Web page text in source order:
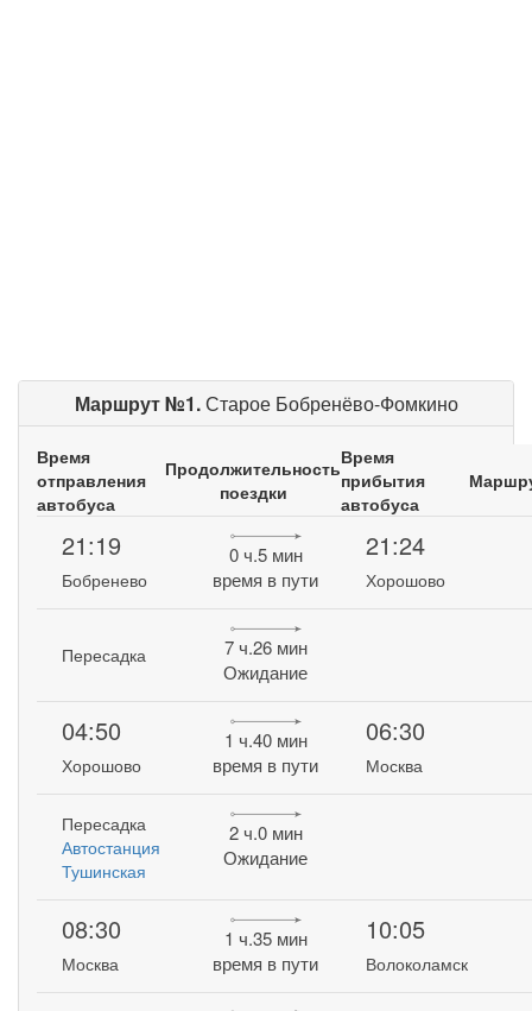
Маршрут №1.Старое Бобренёво-Фомкино
Время
отправления
автобуса
Продолжительность
поездки
Время
прибытия
автобуса
21:19
Бобренево
0 ч.5 мин
время в пути
21:24
Хорошово
Пересадка
7 ч.26 мин
Ожидание
04:50
Хорошово
1 ч.40 мин
время в пути
06:30
Москва
Пересадка
Автостанция
Тушинская
2 ч.0 мин
Ожидание
08:30
Москва
1 ч.35 мин
время в пути
10:05
Волоколамск